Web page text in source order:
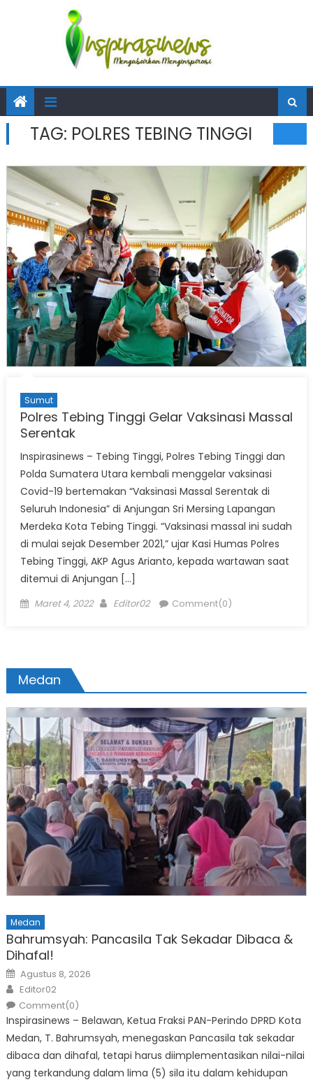
TAG: POLRES TEBING TINGGI
Sumut
Polres Tebing Tinggi Gelar Vaksinasi Massal
Serentak
Inspirasinews – Tebing Tinggi, Polres Tebing Tinggi dan
Polda Sumatera Utara kembali menggelar vaksinasi
Covid-19 bertemakan “Vaksinasi Massal Serentak di
Seluruh Indonesia” di Anjungan Sri Mersing Lapangan
Merdeka Kota Tebing Tinggi. “Vaksinasi massal ini sudah
di mulai sejak Desember 2021,” ujar Kasi Humas Polres
Tebing Tinggi, AKP Agus Arianto, kepada wartawan saat
ditemui di Anjungan […]
Posted
Maret 4, 2022 Author
Editor02 Comment(0)
Medan
Medan
Bahrumsyah: Pancasila Tak Sekadar Dibaca &
Dihafal!
Posted
on
Agustus 8, 2026
Author
Editor02
Comment(0)
Inspirasinews – Belawan, Ketua Fraksi PAN-Perindo DPRD Kota
Medan, T. Bahrumsyah, menegaskan Pancasila tak sekadar
dibaca dan dihafal, tetapi harus diimplementasikan nilai-nilai
yang terkandung dalam lima (5) sila itu dalam kehidupan